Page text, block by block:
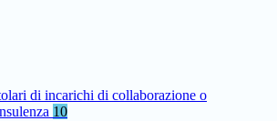
di incarichi di collaborazione o
10